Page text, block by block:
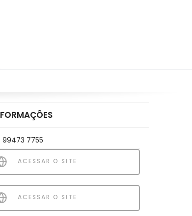
99473 7755
ACESSAR O SITE
ACESSAR O SITE